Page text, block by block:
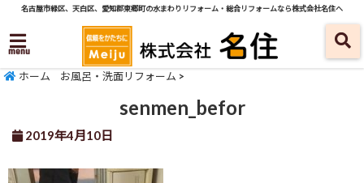
名古屋市緑区、天白区、愛知郡東郷町の水まわりリフォーム・総合リフォームなら株式会社名住へ
menu
ホーム お風呂・洗面リフォーム >
senmen_befor
2019年4月10日